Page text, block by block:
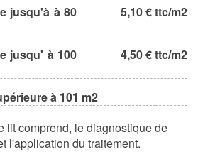
jusqu'à à 80
5,10 € ttc/m2
jusqu' à 100
4,50 € ttc/m2
à 101 m2
lit comprend, le diagnostique de
l'application du traitement.